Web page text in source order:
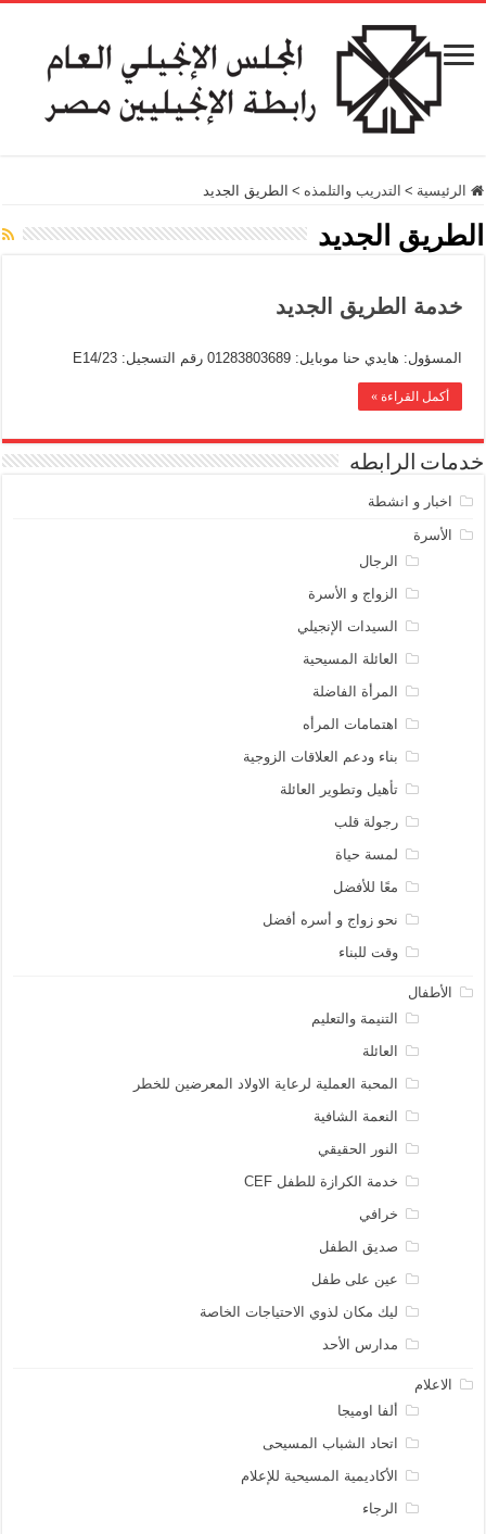
الرئيسية > التدريب والتلمذه > الطريق الجديد
الطريق الجديد
خدمة الطريق الجديد
المسؤول: هايدي حنا موبايل: 01283803689 رقم التسجيل: E14/23
أكمل القراءة »
خدمات الرابطه
اخبار و انشطة
الأسرة
الرجال
الزواج و الأسرة
السيدات الإنجيلي
العائلة المسيحية
المرأة الفاضلة
اهتمامات المرأه
بناء ودعم العلاقات الزوجية
تأهيل وتطوير العائلة
رجولة قلب
لمسة حياة
معًا للأفضل
نحو زواج و أسره أفضل
وقت للبناء
الأطفال
التنيمة والتعليم
العائلة
المحبة العملية لرعاية الاولاد المعرضين للخطر
النعمة الشافية
النور الحقيقي
خدمة الكرازة للطفل CEF
خرافي
صديق الطفل
عين على طفل
ليك مكان لذوي الاحتياجات الخاصة
مدارس الأحد
الاعلام
ألفا اوميجا
اتحاد الشباب المسيحى
الأكاديمية المسيحية للإعلام
الرجاء